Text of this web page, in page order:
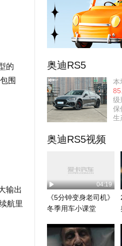
的
围
输出
航里
奥迪RS5
本
级
保
生
奥迪RS5视频
04:19
《5分钟变身老司机》
冬季用车小课堂